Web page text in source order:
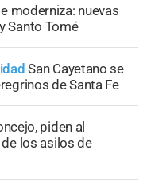
moderniza: nuevas
Santo Tomé
San Cayetano se
de Santa Fe
piden al
los asilos de